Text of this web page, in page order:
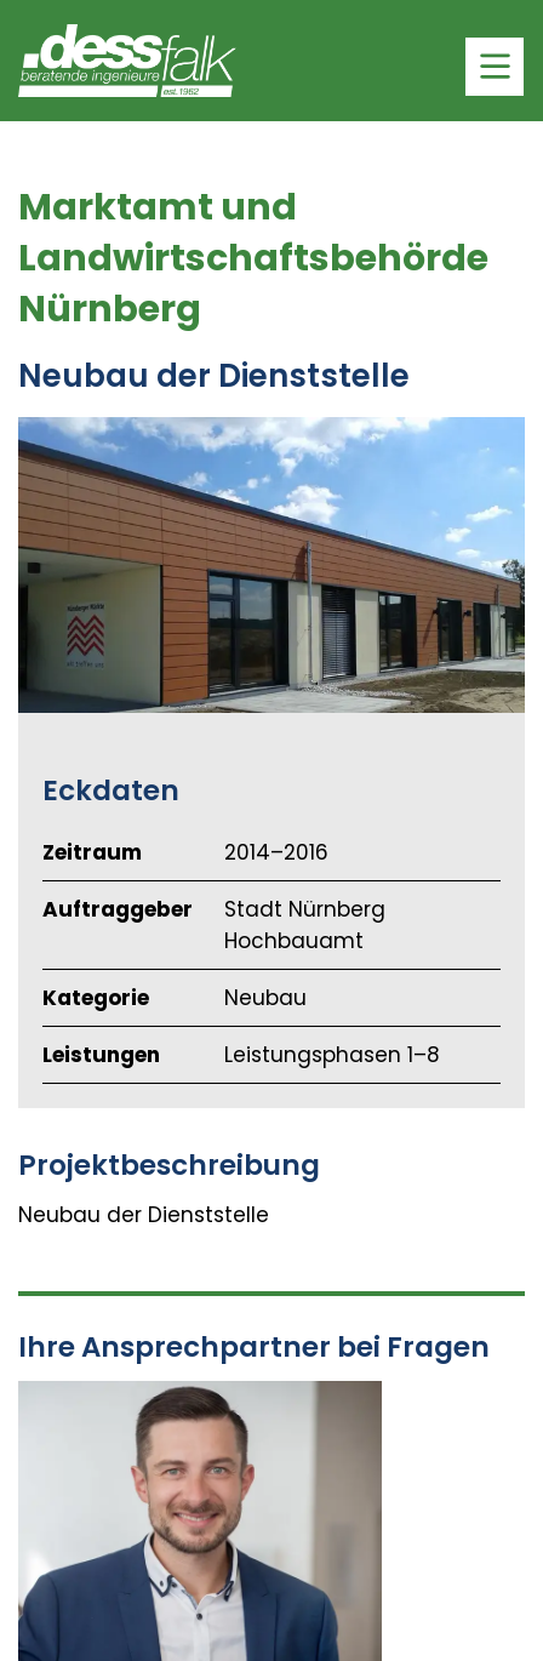
Marktamt und
Landwirtschaftsbehörde
Nürnberg
Neubau der Dienststelle
Eckdaten
Zeitraum
2014–2016
Auftraggeber
Stadt Nürnberg
Hochbauamt
Kategorie
Neubau
Leistungen
Leistungsphasen 1–8
Projektbeschreibung
Neubau der Dienststelle
Ihre Ansprechpartner bei Fragen